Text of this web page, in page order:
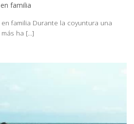
familia
familia Durante la coyuntura una
ha [...]